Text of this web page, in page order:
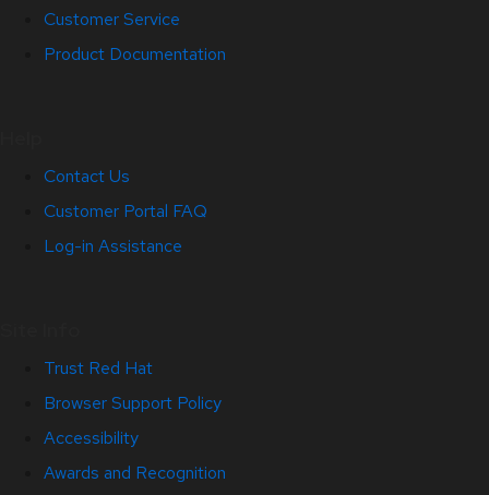
Customer Service
Product Documentation
Contact Us
Customer Portal FAQ
Log-in Assistance
Trust Red Hat
Browser Support Policy
Accessibility
Awards and Recognition